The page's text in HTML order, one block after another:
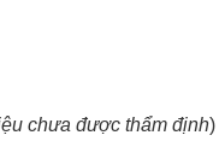
chưa được thẩm định)